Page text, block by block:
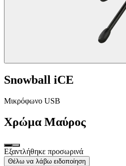
Snowball iCE
Μικρόφωνο USB
Χρώμα Μαύρος
Εξαντλήθηκε προσωρινά
Θέλω να λάβω ειδοποίηση